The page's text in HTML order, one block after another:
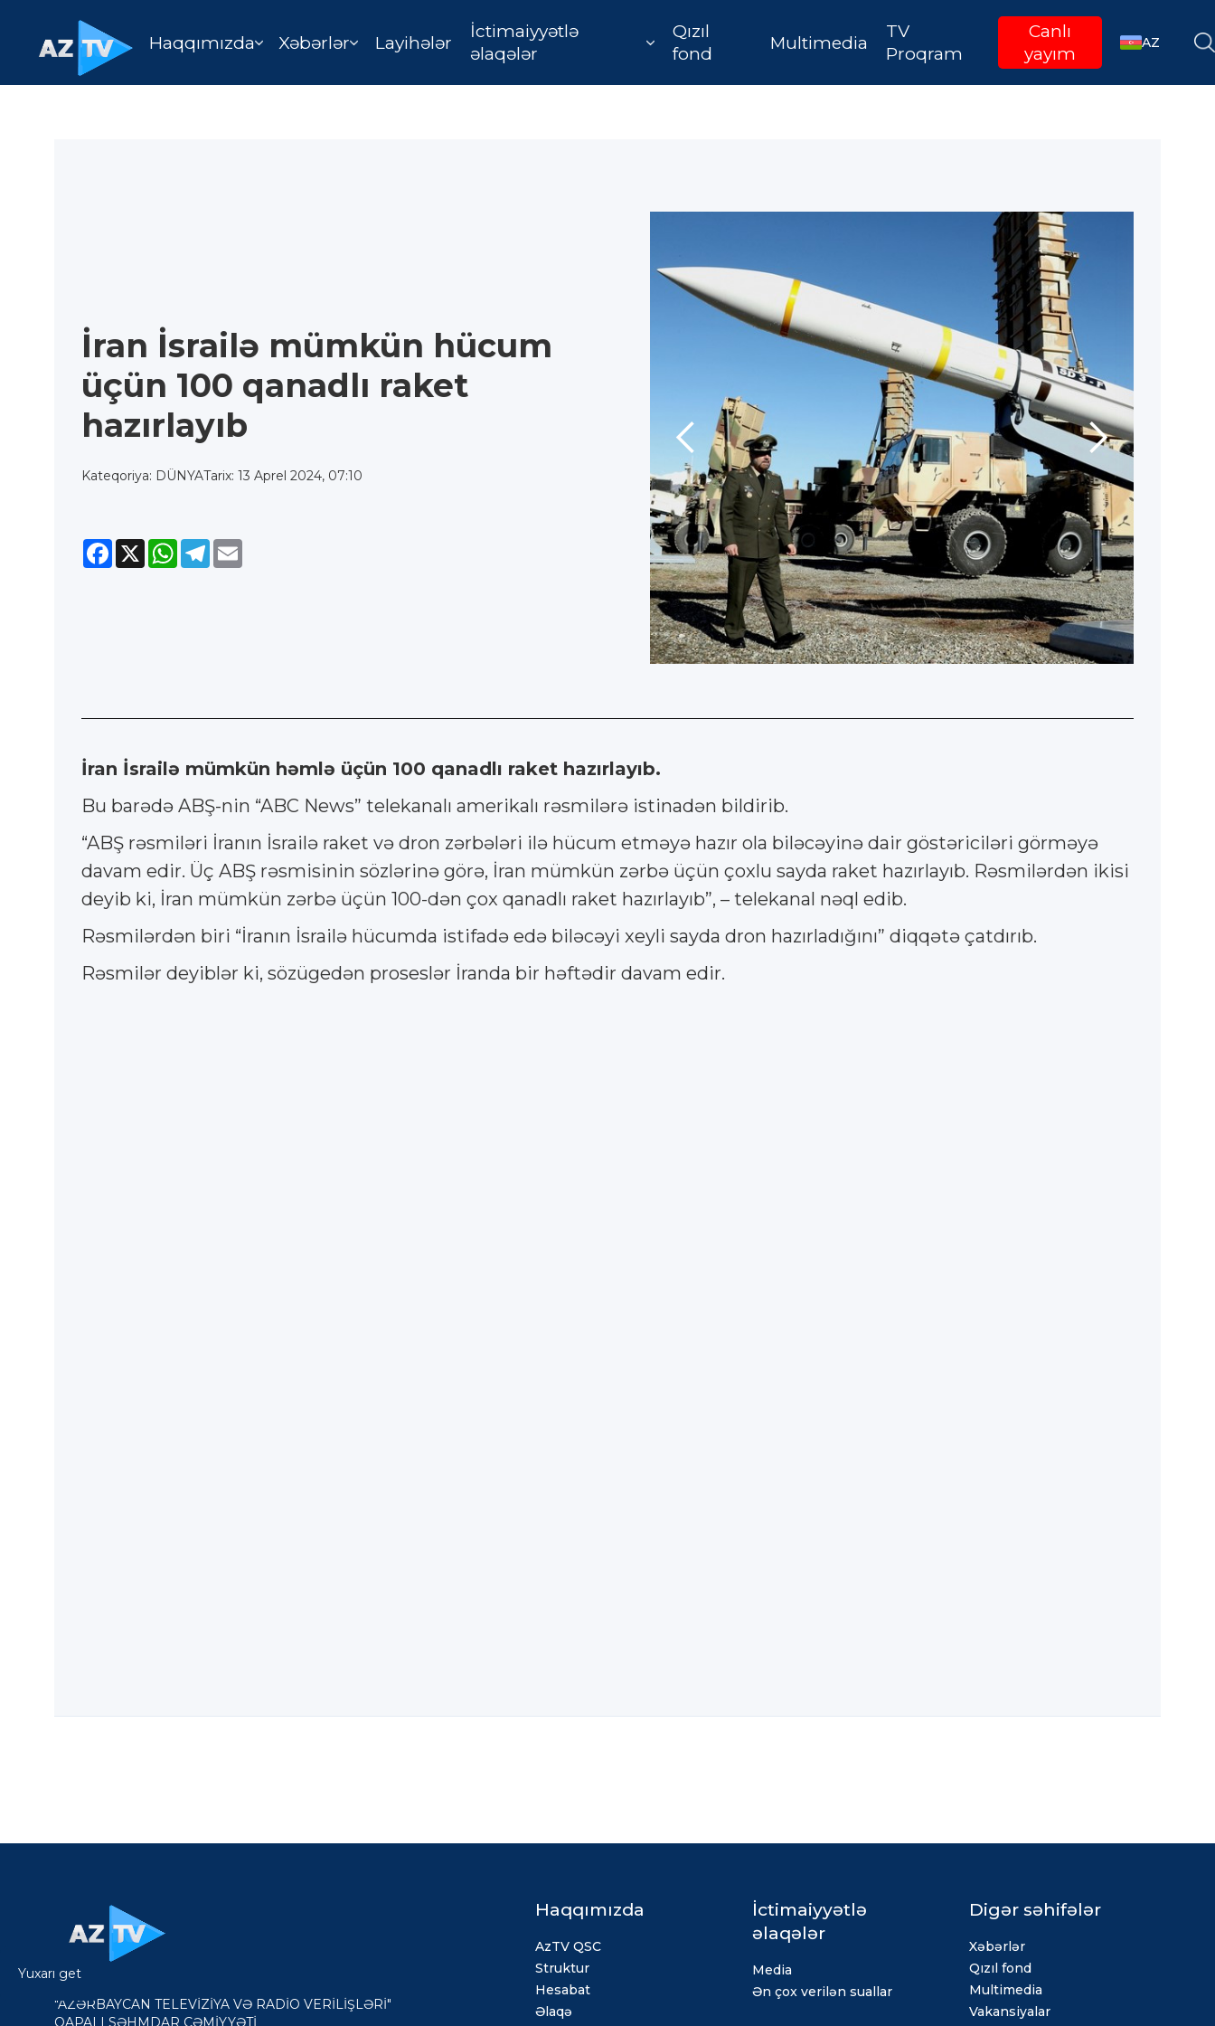
Haqqımızda Xəbərlər Layihələr
İctimaiyyətlə
əlaqələr
Qızıl
fond
Multimedia
TV
Proqram
Canlı
yayım
AZ
İran İsrailə mümkün hücum
üçün 100 qanadlı raket
hazırlayıb
Kateqoriya: DÜNYATarix: 13 Aprel 2024, 07:10
Facebook
X WhatsApp
Telegram
İran İsrailə mümkün həmlə üçün 100 qanadlı raket hazırlayıb.
Bu barədə ABŞ-nin “ABC News” telekanalı amerikalı rəsmilərə istinadən bildirib.
“ABŞ rəsmiləri İranın İsrailə raket və dron zərbələri ilə hücum etməyə hazır ola biləcəyinə dair göstəriciləri görməyə
davam edir. Üç ABŞ rəsmisinin sözlərinə görə, İran mümkün zərbə üçün çoxlu sayda raket hazırlayıb. Rəsmilərdən ikisi
deyib ki, İran mümkün zərbə üçün 100-dən çox qanadlı raket hazırlayıb”, – telekanal nəql edib.
Rəsmilərdən biri “İranın İsrailə hücumda istifadə edə biləcəyi xeyli sayda dron hazırladığını” diqqətə çatdırıb.
Rəsmilər deyiblər ki, sözügedən proseslər İranda bir həftədir davam edir.
"AZƏRBAYCAN TELEVİZİYA VƏ RADİO VERİLİŞLƏRİ"
QAPALI SƏHMDAR CƏMİYYƏTİ
Haqqımızda
AzTV QSC
Struktur
Hesabat
Əlaqə
İctimaiyyətlə
əlaqələr
Media
Ən çox verilən suallar
Digər səhifələr
Xəbərlər
Qızıl fond
Multimedia
Vakansiyalar
Yuxarı get